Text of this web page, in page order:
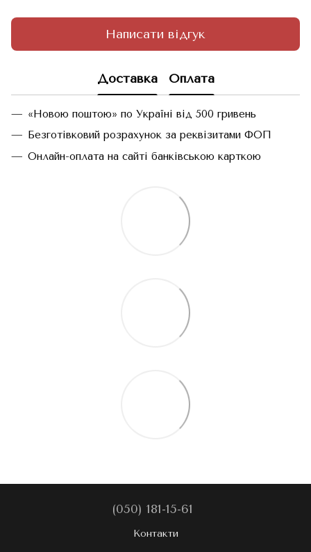
Написати відгук
Доставка Оплата
«Новою поштою» по Україні від 500 гривень
Безготівковий розрахунок за реквізитами ФОП
Онлайн-оплата на сайті банківською карткою
(050) 181-15-61
Контакти